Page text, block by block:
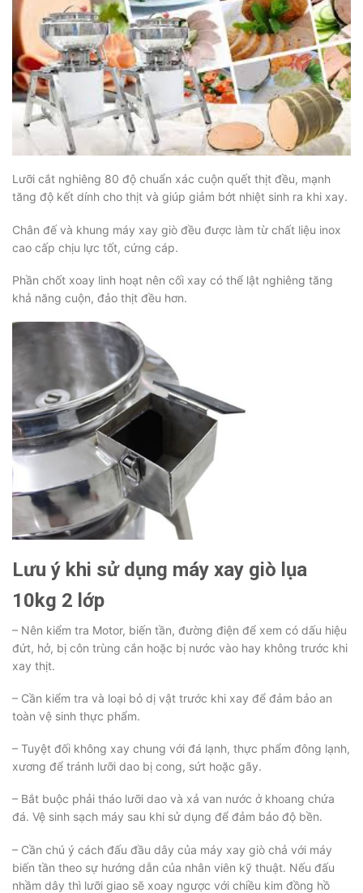
Lưỡi cắt nghiêng 80 độ chuẩn xác cuộn quết thịt đều, mạnh
tăng độ kết dính cho thịt và giúp giảm bớt nhiệt sinh ra khi xay.
Chân đế và khung máy xay giò đều được làm từ chất liệu inox
cao cấp chịu lực tốt, cứng cáp.
Phần chốt xoay linh hoạt nên cối xay có thể lật nghiêng tăng
khả năng cuộn, đảo thịt đều hơn.
Lưu ý khi sử dụng máy xay giò lụa
10kg 2 lớp
– Nên kiểm tra Motor, biến tần, đường điện để xem có dấu hiệu
đứt, hở, bị côn trùng cắn hoặc bị nước vào hay không trước khi
xay thịt.
– Cần kiểm tra và loại bỏ dị vật trước khi xay để đảm bảo an
toàn vệ sinh thực phẩm.
– Tuyệt đối không xay chung với đá lạnh, thực phẩm đông lạnh,
xương để tránh lưỡi dao bị cong, sứt hoặc gãy.
– Bắt buộc phải tháo lưỡi dao và xả van nước ở khoang chứa
đá. Vệ sinh sạch máy sau khi sử dụng để đảm bảo độ bền.
– Cần chú ý cách đấu đầu dây của máy xay giò chả với máy
biến tần theo sự hướng dẫn của nhân viên kỹ thuật. Nếu đấu
nhầm dây thì lưỡi giao sẽ xoay ngược với chiều kim đồng hồ